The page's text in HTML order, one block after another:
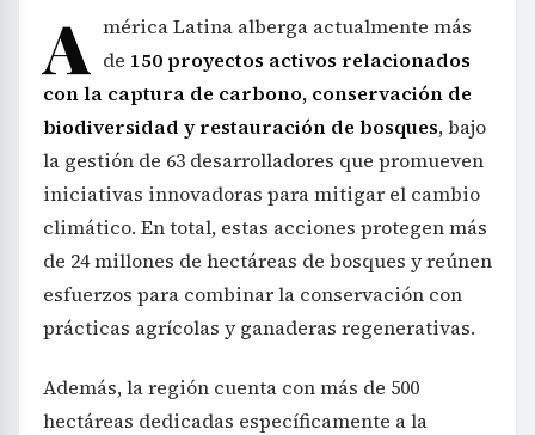
A mérica Latina alberga actualmente más
de 150 proyectos activos relacionados
con la captura de carbono, conservación de
biodiversidad y restauración de bosques, bajo
la gestión de 63 desarrolladores que promueven
iniciativas innovadoras para mitigar el cambio
climático. En total, estas acciones protegen más
de 24 millones de hectáreas de bosques y reúnen
esfuerzos para combinar la conservación con
prácticas agrícolas y ganaderas regenerativas.
Además, la región cuenta con más de 500
hectáreas dedicadas específicamente a la